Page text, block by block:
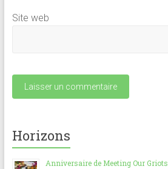
Site web
Horizons
Anniversaire de Meeting Our Griots